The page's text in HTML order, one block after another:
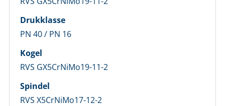
Drukklasse
PN 40 / PN 16
Kogel
RVS GX5CrNiMo19-11-2
Spindel
RVS X5CrNiMo17-12-2
Vul onderstaand formulier in om in te loggen
E-mailadres *